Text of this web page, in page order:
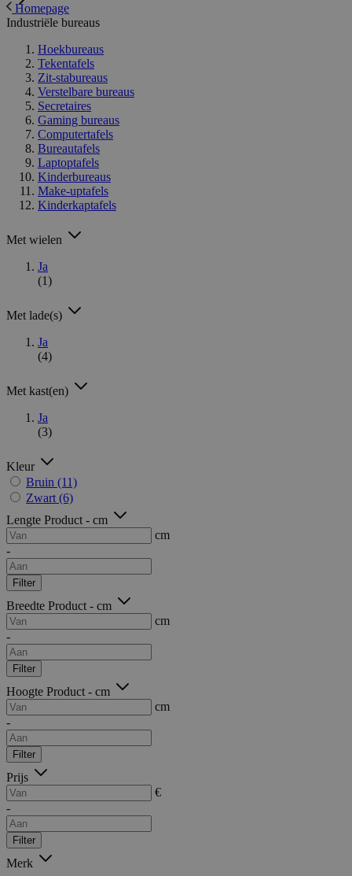
Homepage
Industriële bureaus
Hoekbureaus
Tekentafels
Zit-stabureaus
Verstelbare bureaus
Secretaires
Gaming bureaus
Computertafels
Bureautafels
Laptoptafels
Kinderbureaus
Make-uptafels
Kinderkaptafels
Met wielen
Ja
(1)
Met lade(s)
Ja
(4)
Met kast(en)
Ja
(3)
Kleur
Bruin (11)
Zwart (6)
Lengte Product - cm
cm
-
Filter
Breedte Product - cm
cm
-
Filter
Hoogte Product - cm
cm
-
Filter
Prijs
€
-
Filter
Merk